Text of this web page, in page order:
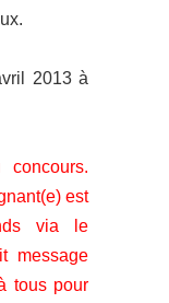
2013 à
est
via le
message
tous pour